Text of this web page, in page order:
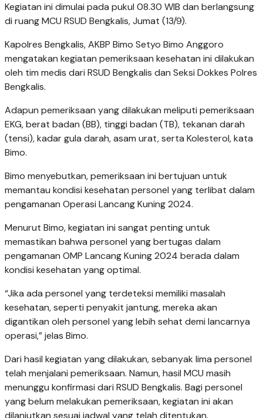
Kegiatan ini dimulai pada pukul 08.30 WIB dan berlangsung
di ruang MCU RSUD Bengkalis, Jumat (13/9).
Kapolres Bengkalis, AKBP Bimo Setyo Bimo Anggoro
mengatakan kegiatan pemeriksaan kesehatan ini dilakukan
oleh tim medis dari RSUD Bengkalis dan Seksi Dokkes Polres
Bengkalis.
Adapun pemeriksaan yang dilakukan meliputi pemeriksaan
EKG, berat badan (BB), tinggi badan (TB), tekanan darah
(tensi), kadar gula darah, asam urat, serta Kolesterol, kata
Bimo.
Bimo menyebutkan, pemeriksaan ini bertujuan untuk
memantau kondisi kesehatan personel yang terlibat dalam
pengamanan Operasi Lancang Kuning 2024.
Menurut Bimo, kegiatan ini sangat penting untuk
memastikan bahwa personel yang bertugas dalam
pengamanan OMP Lancang Kuning 2024 berada dalam
kondisi kesehatan yang optimal.
“Jika ada personel yang terdeteksi memiliki masalah
kesehatan, seperti penyakit jantung, mereka akan
digantikan oleh personel yang lebih sehat demi lancarnya
operasi,” jelas Bimo.
Dari hasil kegiatan yang dilakukan, sebanyak lima personel
telah menjalani pemeriksaan. Namun, hasil MCU masih
menunggu konfirmasi dari RSUD Bengkalis. Bagi personel
yang belum melakukan pemeriksaan, kegiatan ini akan